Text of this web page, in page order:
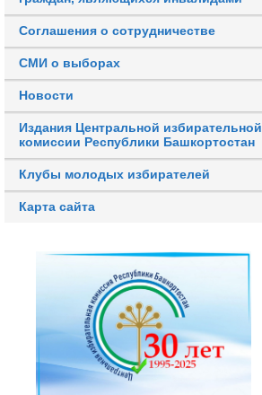
Соглашения о сотрудничестве
СМИ о выборах
Новости
Издания Центральной избирательной
комиссии Республики Башкортостан
Клубы молодых избирателей
Карта сайта